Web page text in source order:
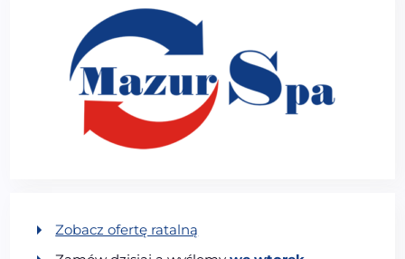
Zobacz ofertę ratalną